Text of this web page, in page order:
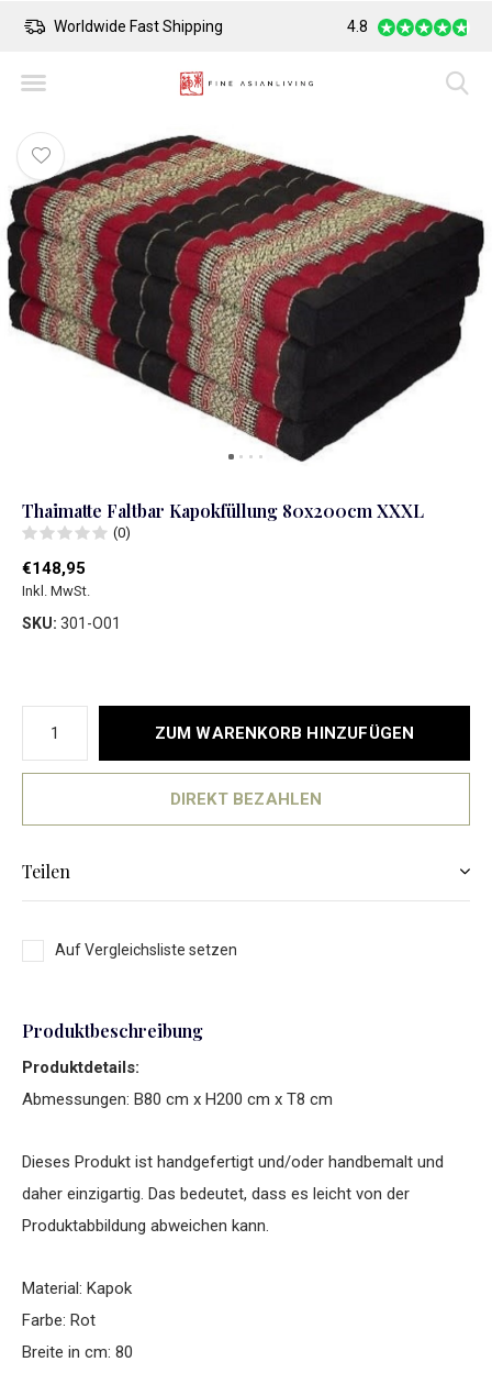
Worldwide Fast Shipping Safe Payment
4.8
Thaimatte Faltbar Kapokfüllung 80x200cm XXXL
(0)
€148,95
Inkl. MwSt.
SKU: 301-O01
ZUM WARENKORB HINZUFÜGEN
DIREKT BEZAHLEN
Teilen
Auf Vergleichsliste setzen
Produktbeschreibung
Produktdetails:
Abmessungen: B80 cm x H200 cm x T8 cm
Dieses Produkt ist handgefertigt und/oder handbemalt und
daher einzigartig. Das bedeutet, dass es leicht von der
Produktabbildung abweichen kann.
Material: Kapok
Farbe: Rot
Breite in cm: 80